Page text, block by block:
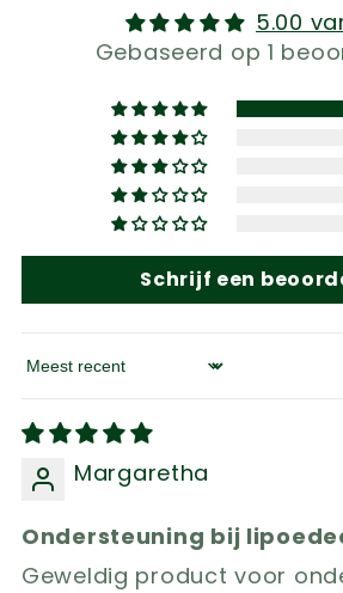
5.00
Gebaseerd op 1
Schrijf een
Sort by
Margaretha
Ondersteuning bij
Geweldig product voor